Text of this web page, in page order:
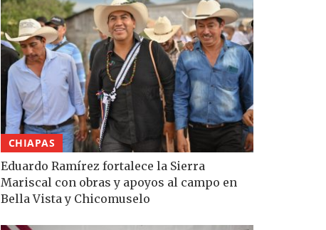
CHIAPAS
Eduardo Ramírez fortalece la Sierra
Mariscal con obras y apoyos al campo en
Bella Vista y Chicomuselo